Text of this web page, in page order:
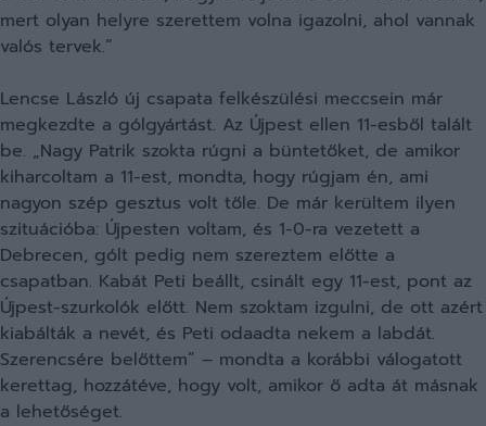
mert olyan helyre szerettem volna igazolni, ahol vannak
valós tervek.”
Lencse László új csapata felkészülési meccsein már
megkezdte a gólgyártást. Az Újpest ellen 11-esből talált
be. „Nagy Patrik szokta rúgni a büntetőket, de amikor
kiharcoltam a 11-est, mondta, hogy rúgjam én, ami
nagyon szép gesztus volt tőle. De már kerültem ilyen
szituációba: Újpesten voltam, és 1-0-ra vezetett a
Debrecen, gólt pedig nem szereztem előtte a
csapatban. Kabát Peti beállt, csinált egy 11-est, pont az
Újpest-szurkolók előtt. Nem szoktam izgulni, de ott azért
kiabálták a nevét, és Peti odaadta nekem a labdát.
Szerencsére belőttem” – mondta a korábbi válogatott
kerettag, hozzátéve, hogy volt, amikor ő adta át másnak
a lehetőséget.